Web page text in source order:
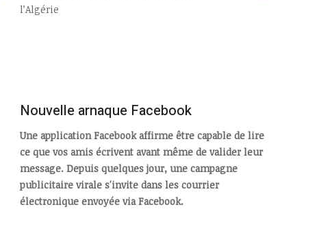
l’Algérie
Nouvelle arnaque Facebook
Une application Facebook affirme être capable de lire
ce que vos amis écrivent avant même de valider leur
message. Depuis quelques jour, une campagne
publicitaire virale s'invite dans les courrier
électronique envoyée via Facebook.